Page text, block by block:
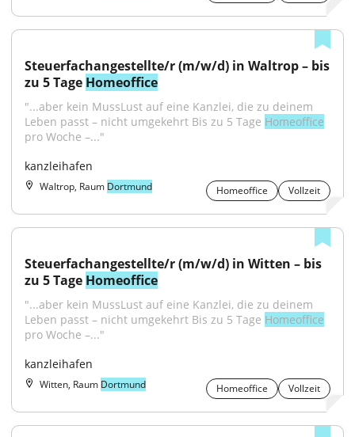
Steuerfachangestellte/r (m/w/d) in Waltrop – bis
zu 5 Tage Homeoffice
"...aber kein MussLust auf eine Kanzlei, die zu deinem
Leben passt – nicht umgekehrt Bis zu 5 Tage Homeoffice
pro Woche –..."
kanzleihafen
Waltrop, Raum Dortmund Homeoffice Vollzeit
Steuerfachangestellte/r (m/w/d) in Witten – bis
zu 5 Tage Homeoffice
"...aber kein MussLust auf eine Kanzlei, die zu deinem
Leben passt – nicht umgekehrt Bis zu 5 Tage Homeoffice
pro Woche –..."
kanzleihafen
Witten, Raum Dortmund Homeoffice Vollzeit